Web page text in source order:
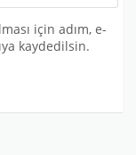
için adım, e-
kaydedilsin.